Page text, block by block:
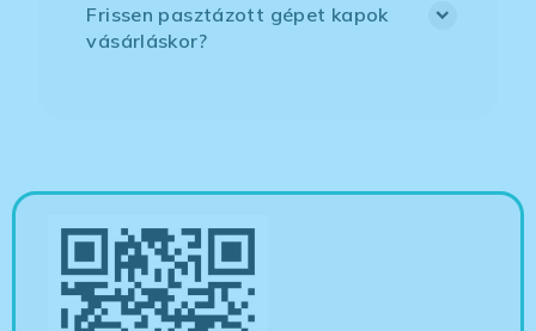
Frissen pasztázott gépet kapok
vásárláskor?